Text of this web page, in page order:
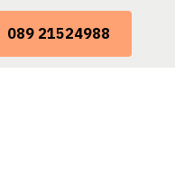
089 21524988